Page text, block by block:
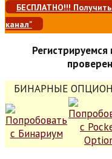
БЕСПЛАТНО!!!
канал"
БИНАРНЫЕ